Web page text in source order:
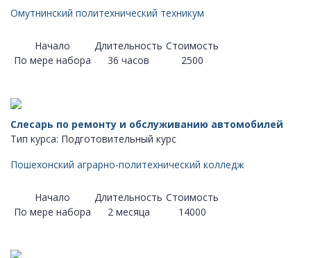
Омутнинский политехнический техникум
Начало
По мере набора
Длительность
36 часов
Стоимость
2500
Слесарь по ремонту и обслуживанию автомобилей
Тип курса: Подготовительный курс
Пошехонский аграрно-политехнический колледж
Начало
По мере набора
Длительность
2 месяца
Стоимость
14000